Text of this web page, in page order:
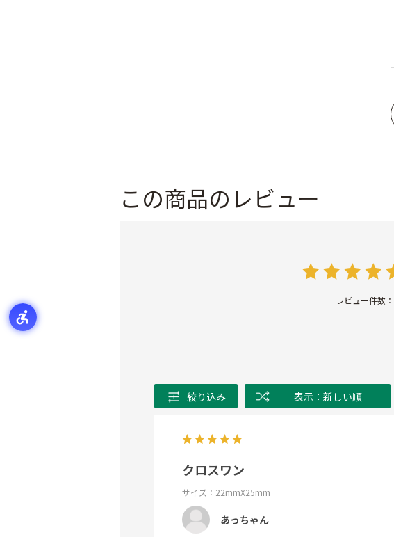
この商品のレビュー
レビュー件数：
絞り込み 表示：新しい順
クロスワン
サイズ：22mmX25mm
あっちゃん